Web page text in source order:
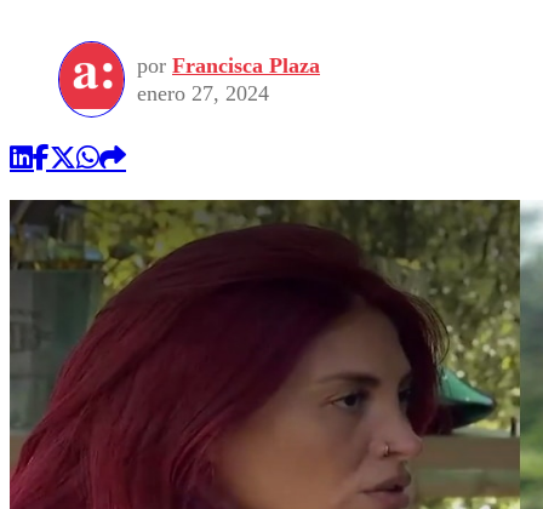
Seleccion Chilena
Torneo Internacional
Universidad de Chile
Economía
Internacional
Sustentabilidad
Publicaciones en medios
Opinión
por Francisca Plaza
enero 27, 2024